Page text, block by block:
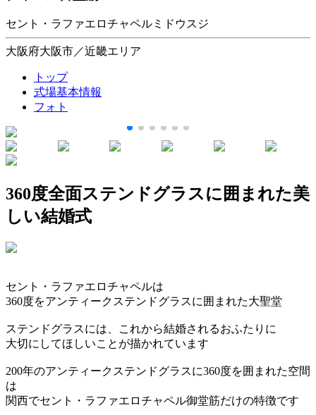
セント・ラファエロチャペルミドウスジ
大阪府大阪市／近畿エリア
トップ
式場基本情報
フォト
360度全面ステンドグラスに囲まれた美
しい結婚式
セント・ラファエロチャペルは
360度をアンティークステンドグラスに囲まれた大聖堂
ステンドグラスには、これから結婚されるおふたりに
大切にしてほしいことが描かれています
200年のアンティークステンドグラスに360度を囲まれた空間
は
関西でセント・ラファエロチャペル御堂筋だけの特徴です